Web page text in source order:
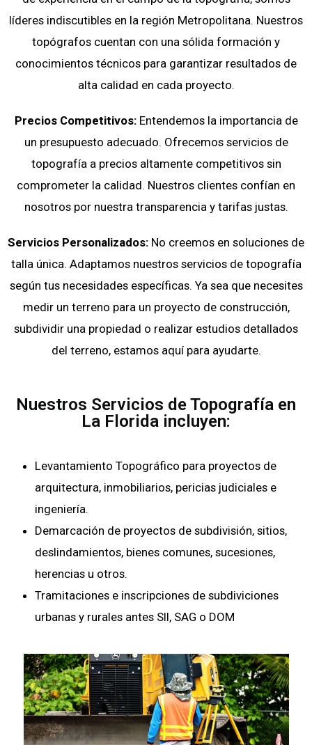
líderes indiscutibles en la región Metropolitana. Nuestros
topógrafos cuentan con una sólida formación y
conocimientos técnicos para garantizar resultados de
alta calidad en cada proyecto.
Precios Competitivos:Entendemos la importancia de
un presupuesto adecuado. Ofrecemos servicios de
topografía a precios altamente competitivos sin
comprometer la calidad. Nuestros clientes confían en
nosotros por nuestra transparencia y tarifas justas.
Servicios Personalizados: No creemos en soluciones de
talla única. Adaptamos nuestros servicios de topografía
según tus necesidades específicas. Ya sea que necesites
medir un terreno para un proyecto de construcción,
subdividir una propiedad o realizar estudios detallados
del terreno, estamos aquí para ayudarte.
Nuestros Servicios de Topografía en
La Florida incluyen:
Levantamiento Topográfico para proyectos de
arquitectura, inmobiliarios, pericias judiciales e
ingeniería.
Demarcación de proyectos de subdivisión, sitios,
deslindamientos, bienes comunes, sucesiones,
herencias u otros.
Tramitaciones e inscripciones de subdiviciones
urbanas y rurales antes SII, SAG o DOM